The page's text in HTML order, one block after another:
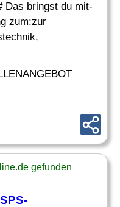
Das bringst du mit-
zum:zur
gefunden